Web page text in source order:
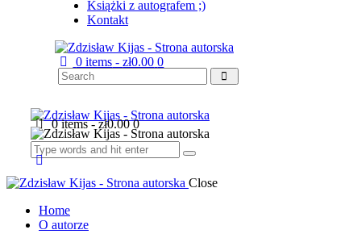
Książki z autografem ;)
Kontakt
0 items -zł0.00 0
0 items-zł0.00 0
Close
Home
O autorze